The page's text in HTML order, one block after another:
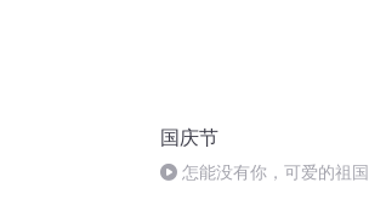
国庆节
怎能没有你，可爱的祖国